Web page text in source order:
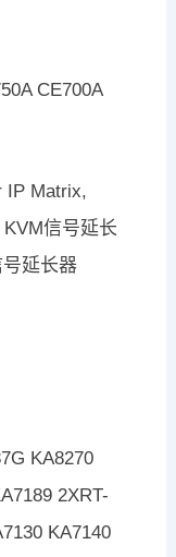
CE700A
IP Matrix,
信号延长
延长器
KA8270
2XRT-
KA7140